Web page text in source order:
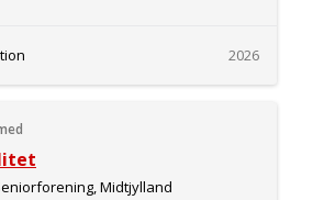
2026
Midtjylland